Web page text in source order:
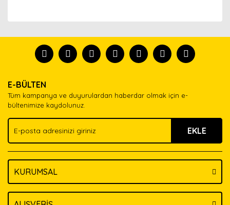
tanısın.
formunu kullanarak tarafımıza iletebilirsiniz.
Görüş ve önerileriniz için teşekkür ederiz.
Ürün açıklamasında eksik bilgiler bulunuyor.
Ürün bilgilerinde hatalar bulunuyor.
Ürün fiyatı diğer sitelerden daha pahalı.
Bu ürüne benzer farklı alternatifler olmalı.
E-BÜLTEN
Tüm kampanya ve duyurulardan haberdar olmak için e-
bültenimize kaydolunuz.
EKLE
KURUMSAL